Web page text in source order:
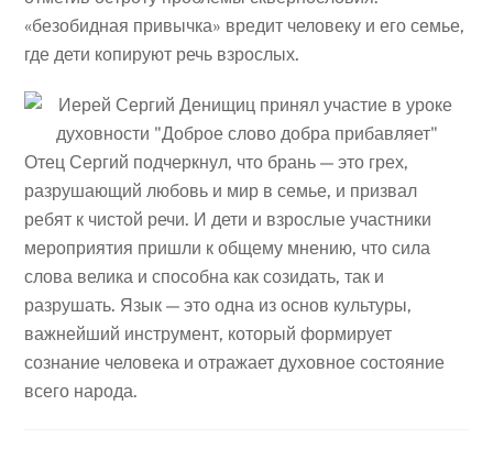
«безобидная привычка» вредит человеку и его семье,
где дети копируют речь взрослых.
Отец Сергий подчеркнул, что брань — это грех,
разрушающий любовь и мир в семье, и призвал
ребят к чистой речи. И дети и взрослые участники
мероприятия пришли к общему мнению, что сила
слова велика и способна как созидать, так и
разрушать. Язык — это одна из основ культуры,
важнейший инструмент, который формирует
сознание человека и отражает духовное состояние
всего народа.